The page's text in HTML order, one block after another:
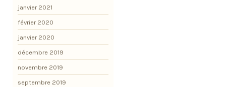
janvier 2021
février 2020
janvier 2020
décembre 2019
novembre 2019
septembre 2019